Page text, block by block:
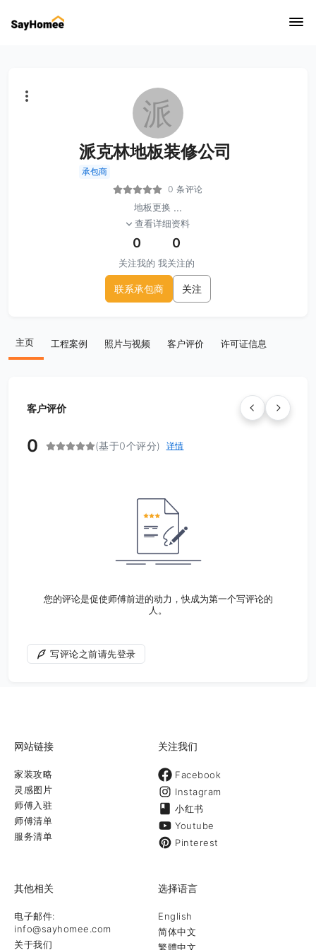
派
派克林地板装修公司
承包商
0 条评论
地板更换 ...
查看详细资料
0
关注我的
0
我关注的
联系承包商 关注
主页 工程案例 照片与视频 客户评价 许可证信息
客户评价
0 (基于0个评分) 详情
您的评论是促使师傅前进的动力，快成为第一个写评论的
人。
写评论之前请先登录
网站链接
家装攻略
灵感图片
师傅入驻
师傅清单
服务清单
关注我们
Facebook
Instagram
小红书
Youtube
Pinterest
其他相关
电子邮件:
info@sayhomee.com
关于我们
选择语言
English
简体中文
繁體中文